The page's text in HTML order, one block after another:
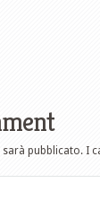
pubblicato. I